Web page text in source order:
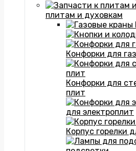
плитам и духовкам
Конфорки для
Конфорки для
плит
для электроплит
Корпус горелки